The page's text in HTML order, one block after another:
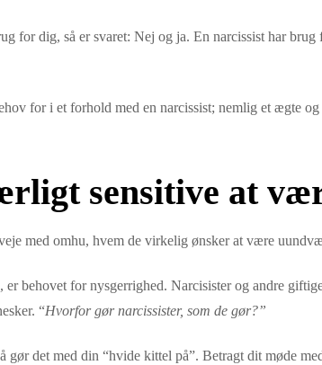
for dig, så er svaret: Nej og ja. En narcissist har
for i et forhold med en narcissist; nemlig et ægte
sensitive at
med omhu, hvem de virkelig ønsker at være
behovet for nysgerrighed. Narcisister og andre
“Hvorfor gør narcissister, som de gør?”
det med din “hvide kittel på”. Betragt dit møde